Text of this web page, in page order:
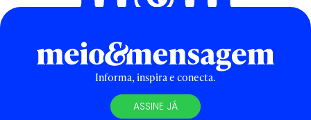
Informa, inspira e conecta.
ASSINE JÁ